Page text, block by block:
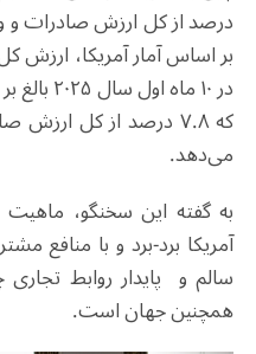
درصد از کل ارزش صادرات و
بر اساس آمار آمریکا، ارزش
که ۷.۸ درصد از کل
می‌دهد.
به گفته این سخنگو،
آمریکا برد-برد و با
سالم و پایدار روابط
همچنین جهان است.